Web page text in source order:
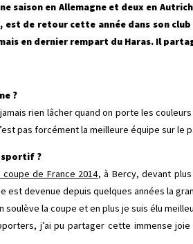
saison en Allemagne et deux en
, est de retour cette année dans son club
en dernier rempart du Haras. Il
?
rien lâcher quand on porte les
pas forcément la meilleure équipe sur le
sportif ?
de France 2014, à Bercy, devant
est devenue depuis quelques années la
soulève la coupe et en plus je suis élu
j’ai pu partager cette immense